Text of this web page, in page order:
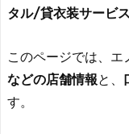
タル/貸衣装サービス
このページでは、
などの店舗情報と、
す。